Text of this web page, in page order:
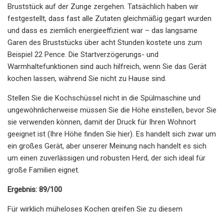
Bruststück auf der Zunge zergehen. Tatsächlich haben wir
festgestellt, dass fast alle Zutaten gleichmäßig gegart wurden
und dass es ziemlich energieeffizient war – das langsame
Garen des Bruststücks über acht Stunden kostete uns zum
Beispiel 22 Pence. Die Startverzögerungs- und
Warmhaltefunktionen sind auch hilfreich, wenn Sie das Gerät
kochen lassen, während Sie nicht zu Hause sind.
Stellen Sie die Kochschüssel nicht in die Spülmaschine und
ungewöhnlicherweise müssen Sie die Höhe einstellen, bevor Sie
sie verwenden können, damit der Druck für Ihren Wohnort
geeignet ist (Ihre Höhe finden Sie hier). Es handelt sich zwar um
ein großes Gerät, aber unserer Meinung nach handelt es sich
um einen zuverlässigen und robusten Herd, der sich ideal für
große Familien eignet.
Ergebnis: 89/100
Für wirklich müheloses Kochen greifen Sie zu diesem